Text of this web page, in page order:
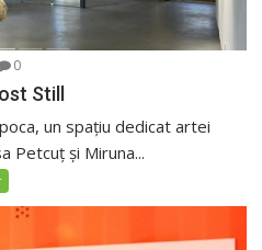
0
Still
un spațiu dedicat artei
Petcuț și Miruna...